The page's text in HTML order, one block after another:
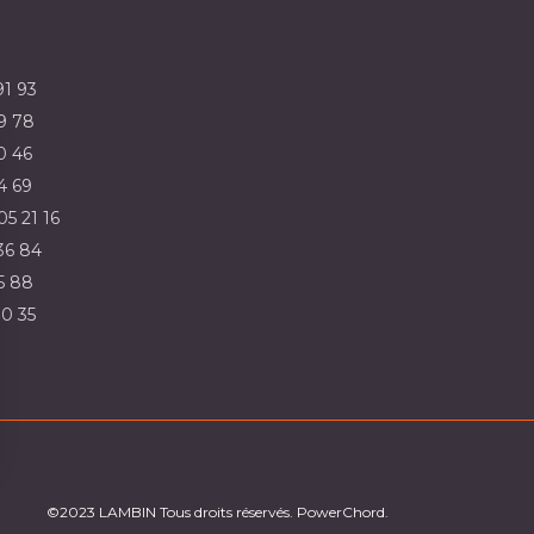
vos Options
paramètres de confidentialité, en garantissant la
93
78
46
69
21 16
84
88
35
©2023 LAMBIN Tous droits réservés. PowerChord.